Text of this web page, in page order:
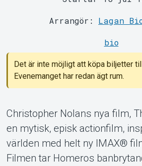
Support
Arrangör: Lagan
bio
Det är inte möjligt att köpa biljetter
Evenemanget har redan ägt rum.
Christopher Nolans nya film,
en mytisk, episk actionfilm,
världen med helt ny IMAX®
Filmen tar Homeros